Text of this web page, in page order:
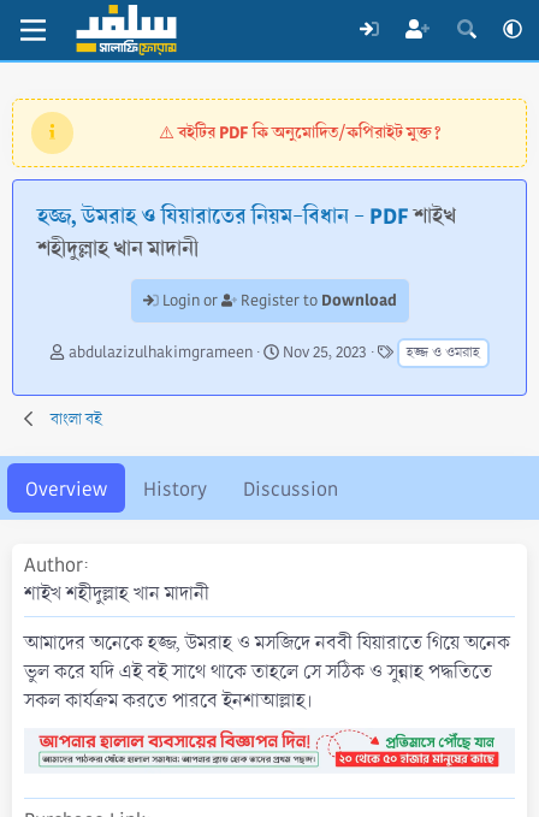
⚠️বইটির PDF কি অনুমোদিত/কপিরাইট মুক্ত?
হজ্জ, উমরাহ ও যিয়ারাতের নিয়ম-বিধান - PDFশাইখ
শহীদুল্লাহ খান মাদানী
Login or Register to Download
A
t
h
r
abdulazizulhakimgrameen
C
e
i
o
Nov 25, 2023
T
a
g
হজ্জ ও ওমরাহ
বাংলা বই
Overview History Discussion
Author
শাইখ শহীদুল্লাহ খান মাদানী
আমাদের অনেকে হজ্জ, উমরাহ ও মসজিদে নববী যিয়ারাতে গিয়ে অনেক
ভুল করে যদি এই বই সাথে থাকে তাহলে সে সঠিক ও সুন্নাহ পদ্ধতিতে
সকল কার্যক্রম করতে পারবে ইনশাআল্লাহ।